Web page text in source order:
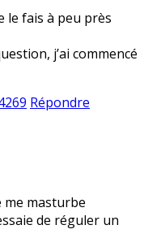
le fais à peu près
j’ai commencé
Répondre
me masturbe
de réguler un